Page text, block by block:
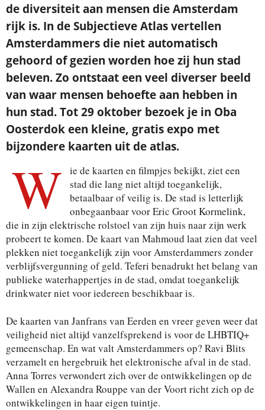
de diversiteit aan mensen die Amsterdam
rijk is. In de Subjectieve Atlas vertellen
Amsterdammers die niet automatisch
gehoord of gezien worden hoe zij hun stad
beleven. Zo ontstaat een veel diverser beeld
van waar mensen behoefte aan hebben in
hun stad. Tot 29 oktober bezoek je in Oba
Oosterdok een kleine, gratis expo met
bijzondere kaarten uit de atlas.
W
ie de kaarten en filmpjes bekijkt, ziet een
stad die lang niet altijd toegankelijk,
betaalbaar of veilig is. De stad is letterlijk
onbegaanbaar voor Eric Groot Kormelink,
die in zijn elektrische rolstoel van zijn huis naar zijn werk
probeert te komen. De kaart van Mahmoud laat zien dat veel
plekken niet toegankelijk zijn voor Amsterdammers zonder
verblijfsvergunning of geld. Teferi benadrukt het belang van
publieke waterhappertjes in de stad, omdat toegankelijk
drinkwater niet voor iedereen beschikbaar is.
De kaarten van Janfrans van Eerden en vreer geven weer dat
veiligheid niet altijd vanzelfsprekend is voor de LHBTIQ+
gemeenschap. En wat valt Amsterdammers op? Ravi Blits
verzamelt en hergebruik het elektronische afval in de stad.
Anna Torres verwondert zich over de ontwikkelingen op de
Wallen en Alexandra Rouppe van der Voort richt zich op de
ontwikkelingen in haar eigen tuintje.